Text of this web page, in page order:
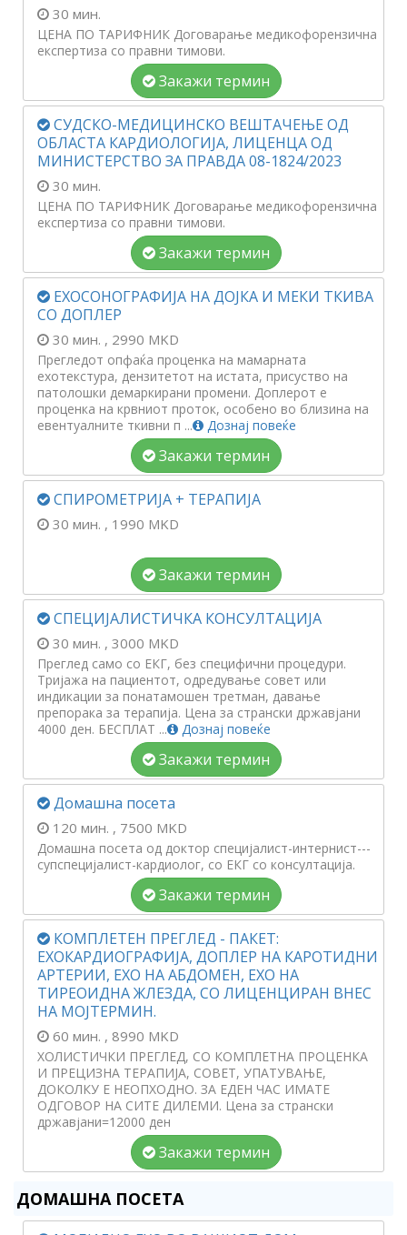
30 мин.
ЦЕНА ПО ТАРИФНИК Договарање медикофорензична
експертиза со правни тимови.
Закажи термин
СУДСКО-МЕДИЦИНСКО ВЕШТАЧЕЊЕ ОД
ОБЛАСТА КАРДИОЛОГИЈА, ЛИЦЕНЦА ОД
МИНИСТЕРСТВО ЗА ПРАВДА 08-1824/2023
30 мин.
ЦЕНА ПО ТАРИФНИК Договарање медикофорензична
експертиза со правни тимови.
Закажи термин
ЕХОСОНОГРАФИЈА НА ДОЈКА И МЕКИ ТКИВА
СО ДОПЛЕР
30 мин. , 2990 MKD
Прегледот опфаќа проценка на мамарната
ехотекстура, дензитетот на истата, присуство на
патолошки демаркирани промени. Доплерот е
проценка на крвниот проток, особено во близина на
евентуалните ткивни п ...
Дознај повеќе
Закажи термин
СПИРОМЕТРИЈА + ТЕРАПИЈА
30 мин. , 1990 MKD
Закажи термин
СПЕЦИЈАЛИСТИЧКА КОНСУЛТАЦИЈА
30 мин. , 3000 MKD
Преглед само со ЕКГ, без специфични процедури.
Тријажа на пациентот, одредување совет или
индикации за понатамошен третман, давање
препорака за терапија. Цена за странски државјани
4000 ден. БЕСПЛАТ ...
Дознај повеќе
Закажи термин
Домашна посета
120 мин. , 7500 MKD
Домашна посета од доктор специјалист-интернист---
супспецијалист-кардиолог, со ЕКГ со консултација.
Закажи термин
КОМПЛЕТЕН ПРЕГЛЕД - ПАКЕТ:
ЕХОКАРДИОГРАФИЈА, ДОПЛЕР НА КАРОТИДНИ
АРТЕРИИ, ЕХО НА АБДОМЕН, ЕХО НА
ТИРЕОИДНА ЖЛЕЗДА, СО ЛИЦЕНЦИРАН ВНЕС
НА МОЈТЕРМИН.
60 мин. , 8990 MKD
ХОЛИСТИЧКИ ПРЕГЛЕД, СО КОМПЛЕТНА ПРОЦЕНКА
И ПРЕЦИЗНА ТЕРАПИЈА, СОВЕТ, УПАТУВАЊЕ,
ДОКОЛКУ Е НЕОПХОДНО. ЗА ЕДЕН ЧАС ИМАТЕ
ОДГОВОР НА СИТЕ ДИЛЕМИ. Цена за странски
државјани=12000 ден
Закажи термин
ДОМАШНА ПОСЕТА